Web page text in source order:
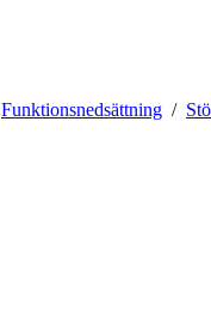
Funktionsnedsättning